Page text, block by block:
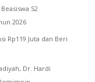
S2
2026
Rp119 Juta dan Beri
Dr. Hardi